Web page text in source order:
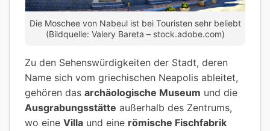
Die Moschee von Nabeul ist bei Touristen sehr beliebt
(Bildquelle: Valery Bareta – stock.adobe.com)
Zu den Sehenswürdigkeiten der Stadt, deren
Name sich vom griechischen Neapolis ableitet,
gehören das archäologische Museum und die
Ausgrabungsstätte außerhalb des Zentrums,
wo eine Villa und eine römische Fischfabrik